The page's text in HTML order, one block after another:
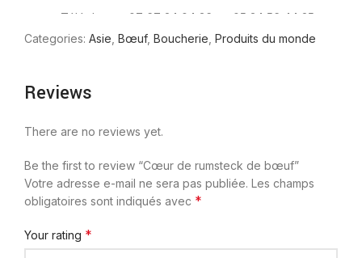
Téléphone : 07 67 24 04 36 ou 05 34 56 44 25
Mail : ahmed.n@salamarket31.fr
Categories: Asie Bœuf, Boucherie Produits du monde
Reviews
There are no reviews yet.
Be the first to review “Cœur de rumsteck de bœuf”
Votre adresse e-mail ne sera pas publiée. Les champs
obligatoires sont indiqués avec *
Your rating *